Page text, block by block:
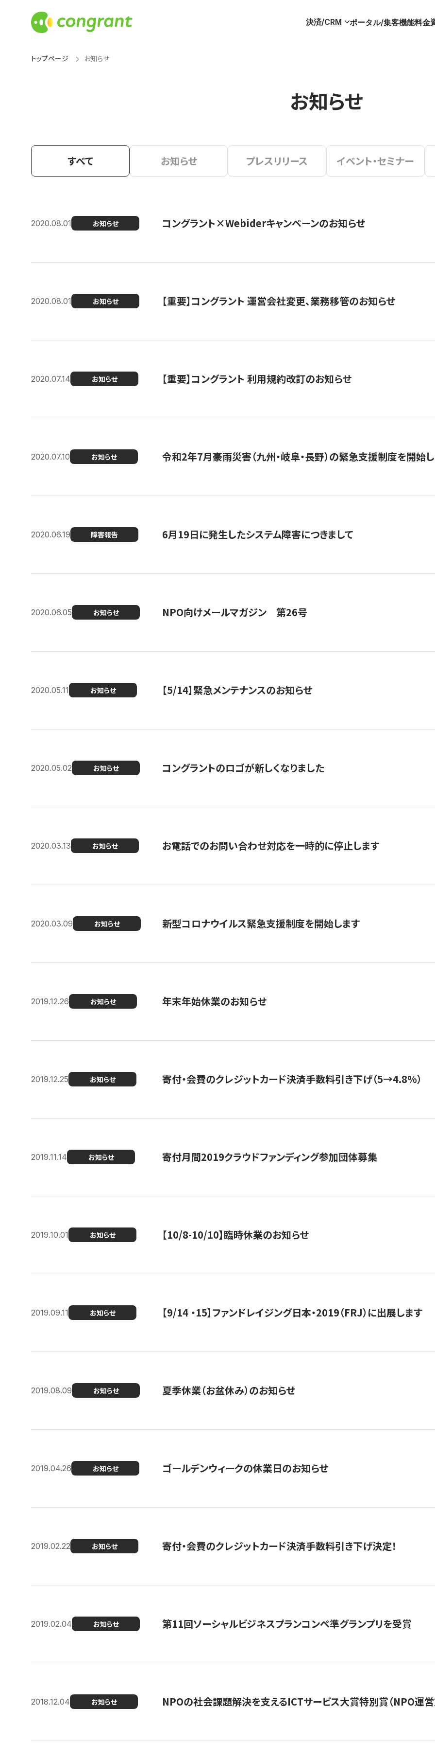
決済/CRM ポータル/集客機能料金
トップページ お知らせ
お知らせ
すべて お知らせ プレスリリース イベント・セミナー
2020.08.01 お知らせ コングラント×Webiderキャンペーンのお知らせ
2020.08.01 お知らせ 【重要】コングラント 運営会社変更、業務移管のお知らせ
2020.07.14 お知らせ 【重要】コングラント 利用規約改訂のお知らせ
2020.07.10 お知らせ 令和2年7月豪雨災害（九州・岐阜・長野）の緊急支援制度を開始
2020.06.19 障害報告 6月19日に発生したシステム障害につきまして
2020.06.05 お知らせ NPO向けメールマガジン 第26号
2020.05.11 お知らせ 【5/14】緊急メンテナンスのお知らせ
2020.05.02 お知らせ コングラントのロゴが新しくなりました
2020.03.13 お知らせ お電話でのお問い合わせ対応を一時的に停止します
2020.03.09 お知らせ 新型コロナウイルス緊急支援制度を開始します
2019.12.26 お知らせ 年末年始休業のお知らせ
2019.12.25 お知らせ 寄付・会費のクレジットカード決済手数料引き下げ（5→4.8%）
2019.11.14 お知らせ 寄付月間2019クラウドファンディング参加団体募集
2019.10.01 お知らせ 【10/8-10/10】臨時休業のお知らせ
2019.09.11 お知らせ 【9/14 ・15】ファンドレイジング日本・2019（FRJ）に出展します
2019.08.09 お知らせ 夏季休業（お盆休み）のお知らせ
2019.04.26 お知らせ ゴールデンウィークの休業日のお知らせ
2019.02.22 お知らせ 寄付・会費のクレジットカード決済手数料引き下げ決定！
2019.02.04 お知らせ 第11回ソーシャルビジネスプランコンペ準グランプリを受賞
2018.12.04 お知らせ NPOの社会課題解決を支えるICTサービス大賞特別賞（NPO運